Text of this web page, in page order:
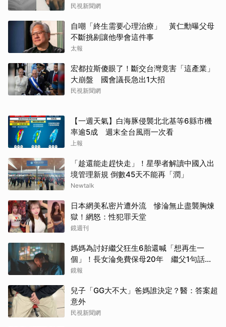
民視新聞網
自嘲「終生需要心理治療」 黃仁勳曝父母
不斷挑剔讓他學會這件事
太報
宏都拉斯傻眼了！斷交台灣竟害「這產業」
大崩盤 國會議長急出1大招
民視新聞網
【一週天氣】白海豚侵襲北北基等6縣市機
率逾5成 週末全台風雨一次看
上報
「趁還能走趕快走」！星學者解讀中國入出
境管理新規 倒數45天不能再「潤」
Newtalk
日本網美私密片遭外流 慘淪無止盡襲胸煉
獄！網怒：性犯罪天堂
鏡週刊
媽媽為討好繼父狂生6胎還喊「想再生一
個」！長女淪免費保母20年 繼父1句話嚇
到逃家
鏡報
兒子「GG大不大」爸媽誰決定？醫：答案超
意外
民視新聞網